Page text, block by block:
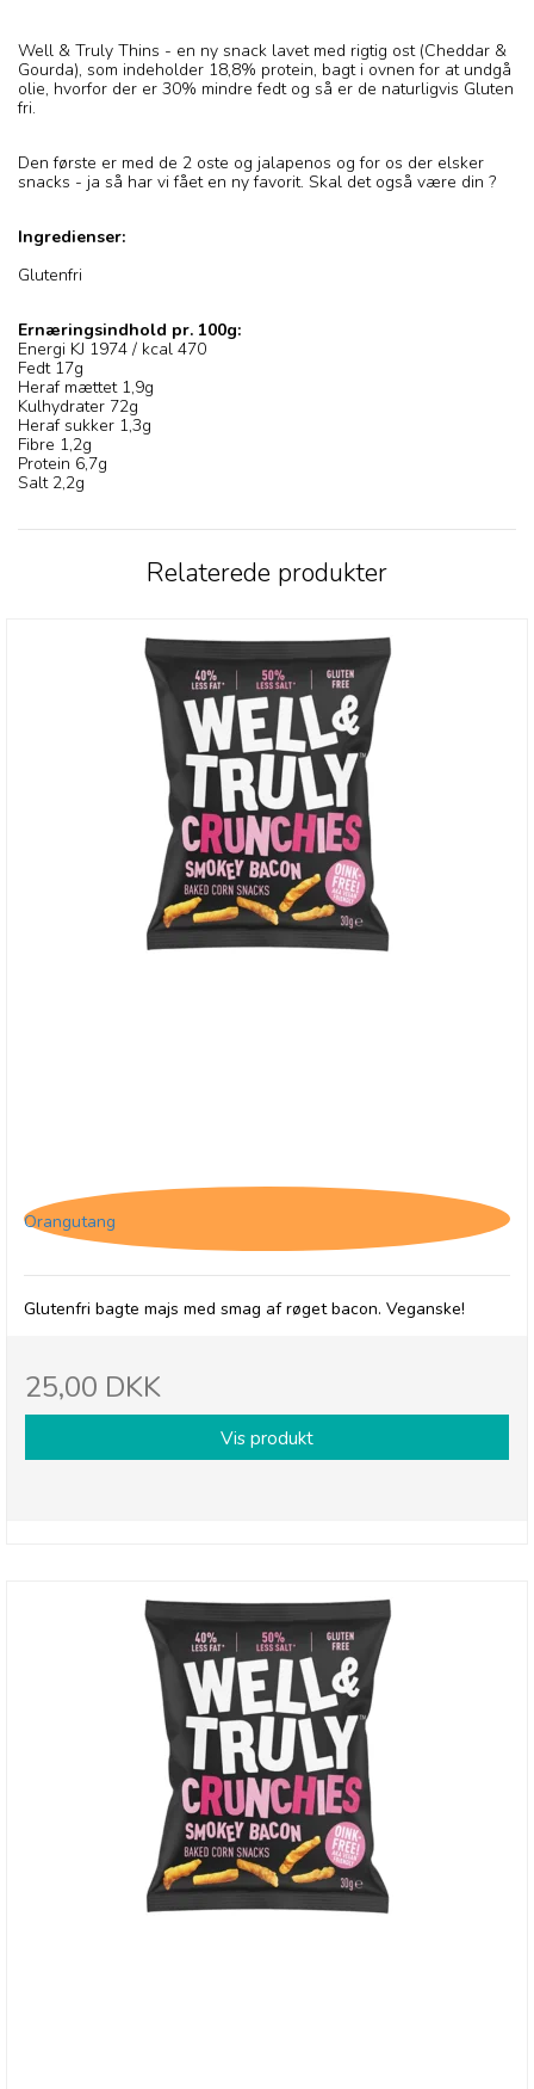
Well & Truly Thins - en ny snack lavet med rigtig ost (Cheddar &
Gourda), som indeholder 18,8% protein, bagt i ovnen for at undgå
olie, hvorfor der er 30% mindre fedt og så er de naturligvis Gluten
fri.
Den første er med de 2 oste og jalapenos og for os der elsker
snacks - ja så har vi fået en ny favorit. Skal det også være din ?
Ingredienser:
Glutenfri
Ernæringsindhold pr. 100g:
Energi KJ 1974 / kcal 470
Fedt 17g
Heraf mættet 1,9g
Kulhydrater 72g
Heraf sukker 1,3g
Fibre 1,2g
Protein 6,7g
Salt 2,2g
Relaterede produkter
Orangutang
Glutenfri bagte majs med smag af røget bacon. Veganske!
25,00 DKK
Vis produkt